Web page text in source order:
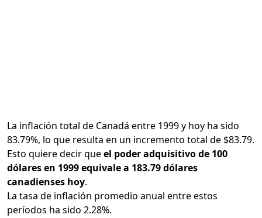
La inflación total de Canadá entre 1999 y hoy ha sido
83.79%, lo que resulta en un incremento total de $83.79.
Esto quiere decir queel poder adquisitivo de 100
dólares en 1999 equivale a 183.79 dólares
canadienses hoy.
La tasa de inflación promedio anual entre estos
períodos ha sido 2.28%.